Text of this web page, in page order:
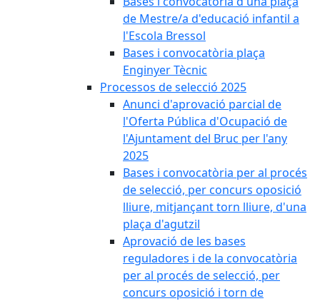
de Mestre/a d'educació infantil a
l'Escola Bressol
Bases i convocatòria plaça
Enginyer Tècnic
Processos de selecció 2025
Anunci d'aprovació parcial de
l'Oferta Pública d'Ocupació de
l'Ajuntament del Bruc per l'any
2025
Bases i convocatòria per al procés
de selecció, per concurs oposició
lliure, mitjançant torn lliure, d'una
plaça d'agutzil
Aprovació de les bases
reguladores i de la convocatòria
per al procés de selecció, per
concurs oposició i torn de